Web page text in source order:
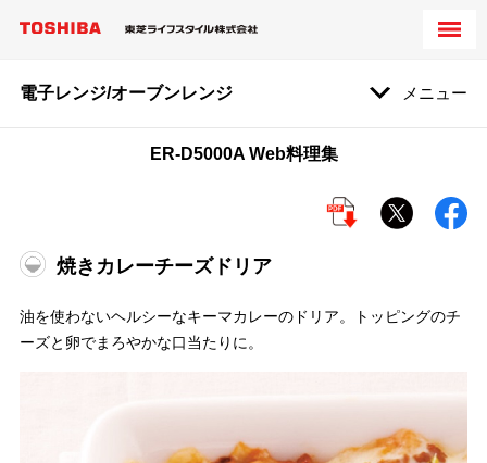
電子レンジ/オーブンレンジ メニュー
ER-D5000A Web料理集
焼きカレーチーズドリア
油を使わないヘルシーなキーマカレーのドリア。トッピングのチ
ーズと卵でまろやかな口当たりに。